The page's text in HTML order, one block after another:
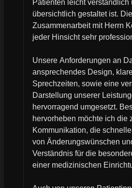
übersichtlich gestaltet ist. Die
Zusammenarbeit mit Herrn
jeder Hinsicht sehr
Unsere Anforderungen an
ansprechendes Design,
Sprechzeiten, sowie eine
Darstellung unserer
hervorragend umgesetzt.
hervorheben möchte ich die
Kommunikation, die
von Änderungswünschen
Verständnis für die
einer medizinischen